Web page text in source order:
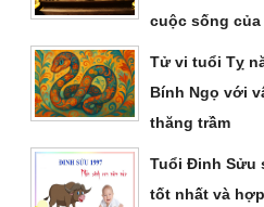
cuộc sống của
Tử vi tuổi Tỵ
Bính Ngọ với
thăng trầm
Tuổi Đinh Sửu
tốt nhất và